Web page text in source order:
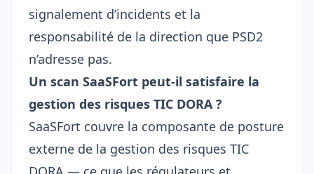
signalement d’incidents et la
responsabilité de la direction que PSD2
n’adresse pas.
Un scan SaaSFort peut-il satisfaire la
gestion des risques TIC DORA ?
SaaSFort couvre la composante de posture
externe de la gestion des risques TIC